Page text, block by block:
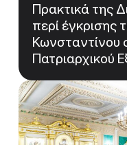
Πρακτικά της
περί έγκρισης
Κωνσταντίνου
Πατριαρχικού